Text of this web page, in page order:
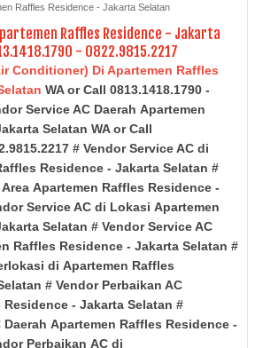
Raffles Residence - Jakarta Selatan
Raffles Residence - Jakarta
- 0822.9815.2217
Conditioner) Di Apartemen Raffles
WA or Call 0813.1418.1790 -
Service AC Daerah Apartemen
Selatan WA or Call
# Vendor Service AC di
Residence - Jakarta Selatan #
Apartemen Raffles Residence -
Service AC di Lokasi Apartemen
Selatan # Vendor Service AC
Raffles Residence - Jakarta Selatan #
di Apartemen Raffles
# Vendor Perbaikan AC
Residence - Jakarta Selatan #
Daerah Apartemen Raffles Residence -
Perbaikan AC di